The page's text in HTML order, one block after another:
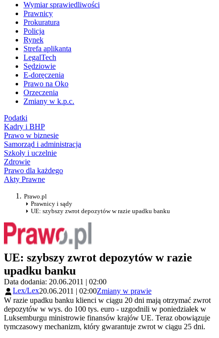
Wymiar sprawiedliwości
Prawnicy
Prokuratura
Policja
Rynek
Strefa aplikanta
LegalTech
Sędziowie
E-doręczenia
Prawo na Oko
Orzeczenia
Zmiany w k.p.c.
Podatki
Kadry i BHP
Prawo w biznesie
Samorząd i administracja
Szkoły i uczelnie
Zdrowie
Prawo dla każdego
Akty Prawne
Prawo.pl
Prawnicy i sądy
UE: szybszy zwrot depozytów w razie upadku banku
UE: szybszy zwrot depozytów w razie
upadku banku
Data dodania: 20.06.2011 | 02:00
Lex/Lex20.06.2011 | 02:00Zmiany w prawie
W razie upadku banku klienci w ciągu 20 dni mają otrzymać zwrot
depozytów w wys. do 100 tys. euro - uzgodnili w poniedziałek w
Luksemburgu ministrowie finansów krajów UE. Teraz obowiązuje
tymczasowy mechanizm, który gwarantuje zwrot w ciągu 25 dni.